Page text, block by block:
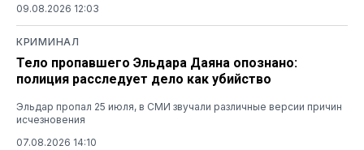
09.08.2026 12:03
КРИМИНАЛ
Тело пропавшего Эльдара Даяна опознано:
полиция расследует дело как убийство
Эльдар пропал 25 июля, в СМИ звучали различные версии причин
исчезновения
07.08.2026 14:10